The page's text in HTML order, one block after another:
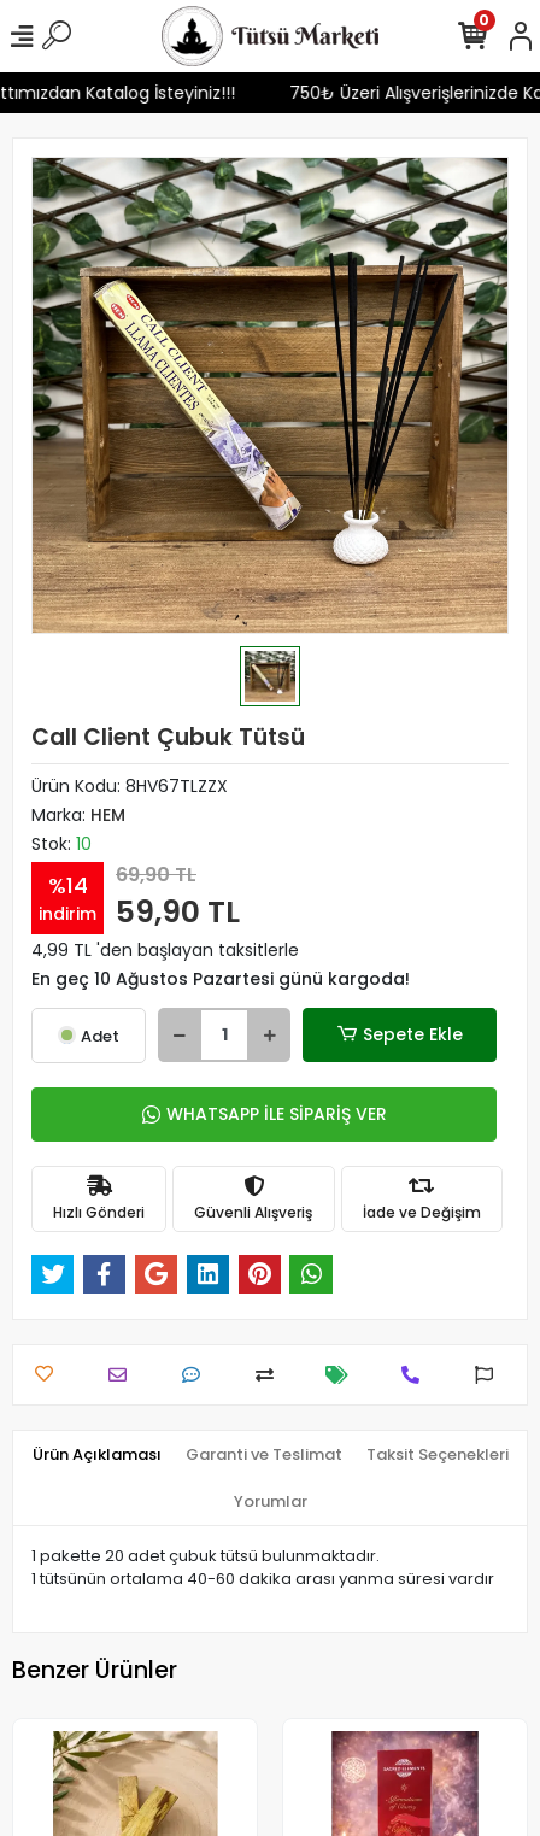
Katalog İsteyiniz!!! 750₺ Üzeri
0
Call Client Çubuk Tütsü
Ürün Kodu: 8HV67TLZZX
Marka: HEM
Stok: 10
%14
indirim
69,90 TL
59,90 TL
4,99 TL 'den başlayan taksitlerle
En geç 10 Ağustos Pazartesi günü kargoda!
Adet Sepete Ekle
WHATSAPP İLE SİPARİŞ VER
Hızlı Gönderi Güvenli Alışveriş İade ve Değişim
Ürün Açıklaması Garanti ve Teslimat Taksit Seçenekleri
Yorumlar
1 pakette 20 adet çubuk tütsü bulunmaktadır.
1 tütsünün ortalama 40-60 dakika arası yanma süresi vardır
Benzer Ürünler